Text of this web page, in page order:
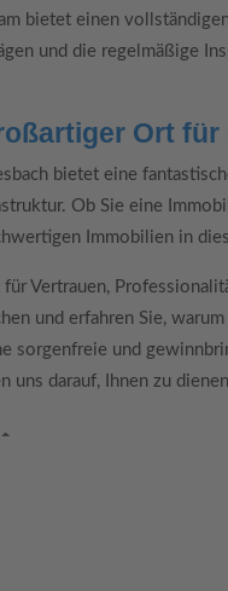
bietet einen
und die regelmäßige
Ort für
bietet eine
Ob Sie eine
Immobilien in
Vertrauen,
und erfahren Sie,
sorgenfreie und
uns darauf, Ihnen zu
TOGGLE DROPDOWN